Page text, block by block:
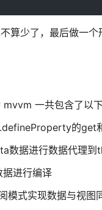
算少了，最后做一个
mvvm 一共包含了以
的get
数据进行数据代理到
进行编译
模式实现数据与视图